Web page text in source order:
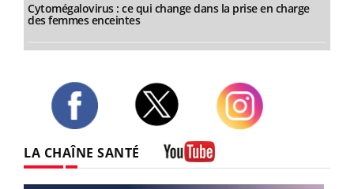
Cytomégalovirus : ce qui change dans la prise en charge
des femmes enceintes
LA CHAÎNE SANTÉ